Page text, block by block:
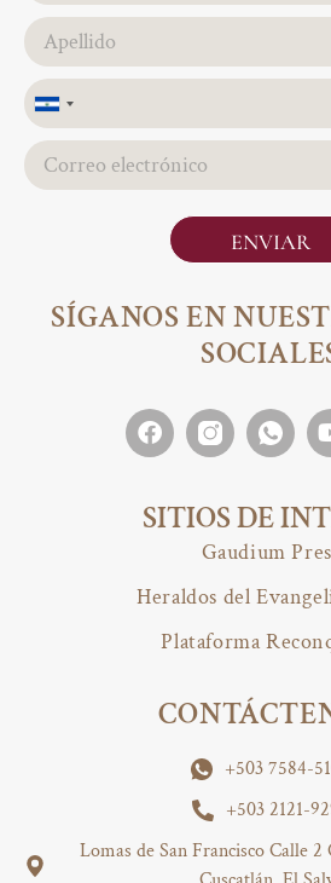
+503 7584-
+503 2121-
Lomas de San Francisco Calle
SÍGANOS EN
SITIOS DE
Gaudium
Heraldos del
Plataforma
El
Salvador
+503
ENVIAR